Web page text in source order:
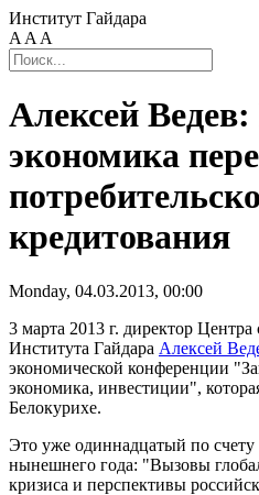
Институт Гайдара
A A A
Алексей Ведев:
экономика
кредитования
Monday, 04.03.2013, 00:00
3 марта 2013 г. директор
Института Гайдара Алексей
экономической конференции
экономика, инвестиции",
Белокурихе.
Это уже одиннадцатый по
нынешнего года: "Вызовы
кризиса и перспективы